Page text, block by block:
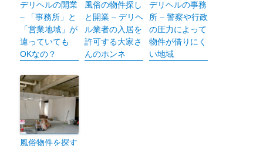
デリヘルの開業
– 「事務所」と
「営業地域」が
違っていても
OKなの？
風俗の物件探し
と開業 – デリヘ
ル業者の入居を
許可する大家さ
んのホンネ
デリヘルの事務
所 – 警察や行政
の圧力によって
物件が借りにく
い地域
風俗物件を探す